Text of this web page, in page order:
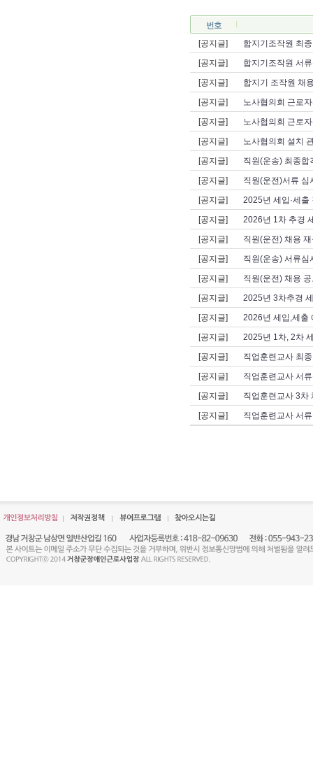
번호
[공지글]
합지기조작원 최
[공지글]
합지기조작원 서
[공지글]
합지기 조작원 채
[공지글]
노사협의회 근로
[공지글]
노사협의회 근로
[공지글]
노사협의회 설치
[공지글]
직원(운송) 최종
[공지글]
직원(운전)서류
[공지글]
2025년 세입·세
[공지글]
2026년 1차 추경
[공지글]
직원(운전) 채용
[공지글]
직원(운송) 서류
[공지글]
직원(운전) 채용
[공지글]
2025년 3차추경
[공지글]
2026년 세입,세출
[공지글]
2025년 1차, 2차
[공지글]
직업훈련교사 최
[공지글]
직업훈련교사 서
[공지글]
직업훈련교사 3
[공지글]
직업훈련교사 서